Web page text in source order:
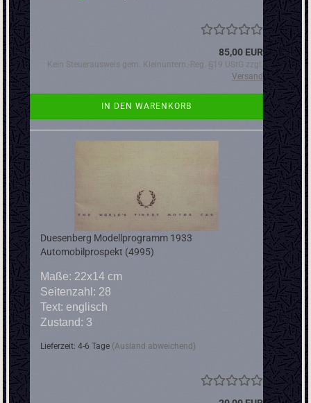
85,00 EUR
Kein Steuerausweis gem. Kleinuntern.-Reg. §19 UStG zzgl.
Versand
IN DEN WARENKORB
Duesenberg Modellprogramm 1933
Automobilprospekt (4995)
Maße: 22x14 cm
Seitenzahl: 28
Text: englisch
Zustand: 3
Lieferzeit: 4-6 Tage (Ausland abweichend)